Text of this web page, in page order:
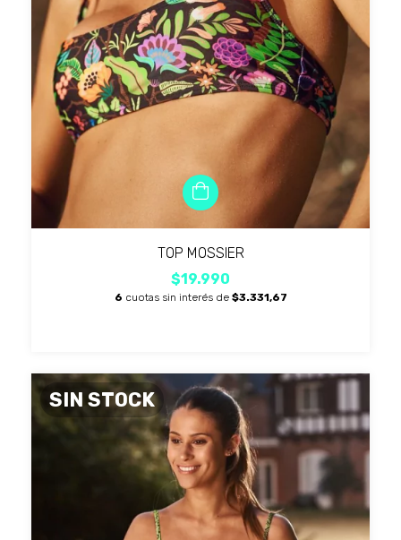
TOP MOSSIER
$19.990
6 cuotas sin interés de $3.331,67
SIN STOCK